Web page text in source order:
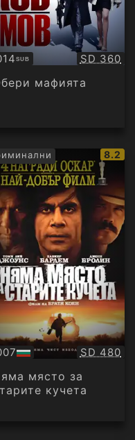
SUB SD 360
мафията
IMDb
8.2
SD 480
място за
кучета